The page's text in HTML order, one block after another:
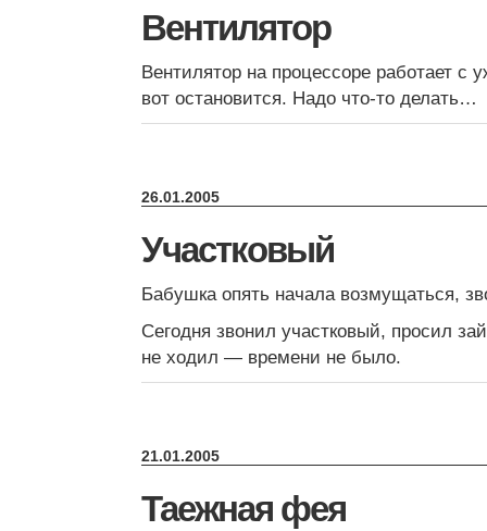
Вентилятор
Вентилятор на процессоре работает с
вот остановится. Надо что-то делать…
26.01.2005
Участковый
Бабушка опять начала возмущаться,
Сегодня звонил участковый, просил
не ходил — времени не было.
21.01.2005
Таежная фея